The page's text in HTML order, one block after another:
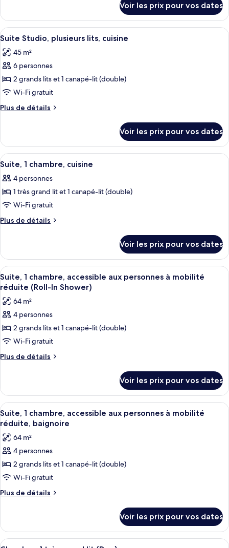
Suite
Studio,
1
très
grand
lit
et
1
canapé-
le
type
de
Suite
Studio,
très
grand
et
cuisine
Voir les prix pour vos dates
Afficher
toutes
les
photos
pour
ce
type
de
Suite
Studio,
plusieurs
lits,
cuisine
Une chambre d’hôtel avec un
5
Suite Studio, plusieurs lits, cuisine
45 m²
6 personnes
2 grands lits et 1 canapé-lit (double)
Wi-Fi gratuit
Plus de détails
Plus
le
type
de
Suite
Studio,
lits,
cuisine
Voir les prix pour vos dates
Afficher
toutes
les
photos
pour
ce
chambre :
Suite,
1
chambre,
cuisine
Une cuisine d’hôtel de taille réduite,
5
Suite, 1 chambre, cuisine
4 personnes
1 très grand lit et 1 canapé-lit (double)
Wi-Fi gratuit
Plus de détails
Plus
le
type
de
chambre
chambre,
cuisine
Voir les prix pour vos dates
Afficher
toutes
les
photos
pour
ce
type
de
1
chambre,
accessible
aux
personnes
à
mobilité
réduite
(Roll-
In
Une chambre d’hôtel moderne,
4
Suite, 1 chambre, accessible aux personnes à mobilité
réduite (Roll-In Shower)
64 m²
4 personnes
2 grands lits et 1 canapé-lit (double)
Wi-Fi gratuit
Plus de détails
Plus
le
type
de
chambre
chambre,
accessible
aux
personnes
mobilité
Shower)
Voir les prix pour vos dates
Afficher
toutes
les
photos
pour
ce
type
de
1
chambre,
Une chambre d’hôtel moderne,
4
Suite, 1 chambre, accessible aux personnes à mobilité
réduite, baignoire
64 m²
4 personnes
2 grands lits et 1 canapé-lit (double)
Wi-Fi gratuit
Plus de détails
Plus
le
type
Voir les prix pour vos dates
Afficher
Une chambre d’hôtel avec un